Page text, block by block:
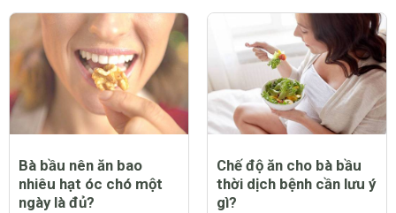
Bà bầu nên ăn bao
nhiêu hạt óc chó một
ngày là đủ?
Chế độ ăn cho bà bầu
thời dịch bệnh cần lưu ý
gì?